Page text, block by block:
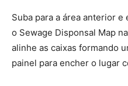
Suba para a área anterior
o Sewage Disponsal Map
alinhe as caixas formando
painel para encher o lugar